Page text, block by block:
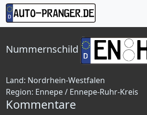
Nummernschild
Land: Nordrhein-Westfalen
Region: Ennepe / Ennepe-Ruhr-Kreis
Kommentare